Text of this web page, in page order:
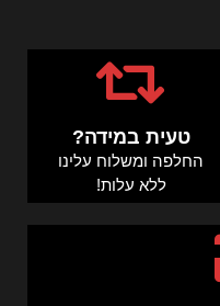
טעית במידה?
החלפה ומשלוח עלינו
ללא עלות!